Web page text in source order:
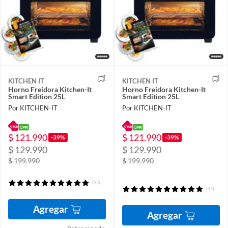
KITCHEN IT
Horno Freidora Kitchen-It
Smart Edition 25L
Por KITCHEN-IT
$ 121.990 -39%
$ 129.990
$ 199.990
(32)
Agregar
KITCHEN IT
Horno Freidora Kitchen-It
Smart Edition 25L
Por KITCHEN-IT
$ 121.990 -39%
$ 129.990
$ 199.990
(32)
Agregar